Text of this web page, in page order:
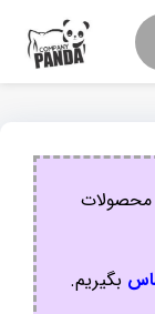
محصولات
بگیریم.